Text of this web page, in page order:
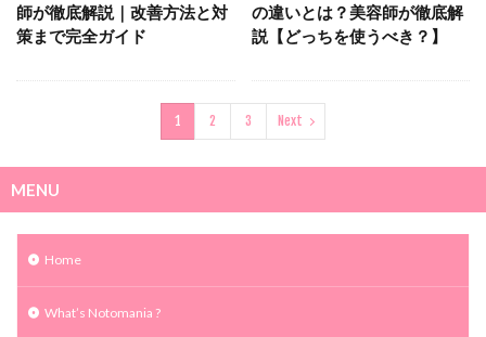
師が徹底解説｜改善方法と対
策まで完全ガイド
の違いとは？美容師が徹底解
説【どっちを使うべき？】
1 2 3 Next
MENU
Home
What’s Notomania ?